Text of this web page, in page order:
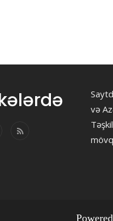
və